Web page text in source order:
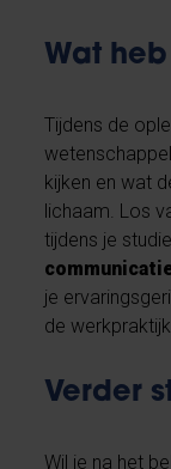
Wat
Tijdens de
kijken en wat
lichaam. Los
tijdens je
je
de
Verder
Wil je na het